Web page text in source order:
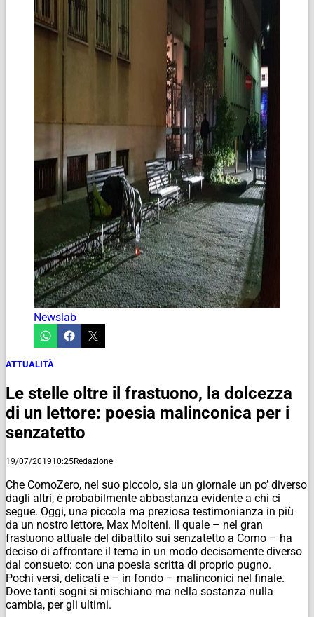
Newslab
ATTUALITÀ
Le stelle oltre il frastuono, la dolcezza
di un lettore: poesia malinconica per i
senzatetto
19/07/201910:25Redazione
Che ComoZero, nel suo piccolo, sia un giornale un po’ diverso
dagli altri, è probabilmente abbastanza evidente a chi ci
segue. Oggi, una piccola ma preziosa testimonianza in più
da un nostro lettore, Max Molteni. Il quale – nel gran
frastuono attuale del dibattito sui senzatetto a Como – ha
deciso di affrontare il tema in un modo decisamente diverso
dal consueto: con una poesia scritta di proprio pugno.
Pochi versi, delicati e – in fondo – malinconici nel finale.
Dove tanti sogni si mischiano ma nella sostanza nulla
cambia, per gli ultimi.